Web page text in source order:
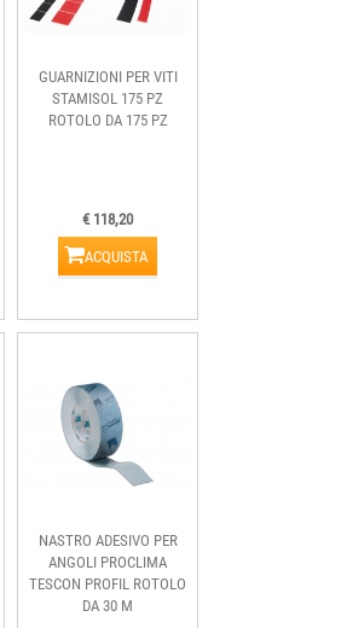
GUARNIZIONI PER VITI
STAMISOL 175 PZ
ROTOLO DA 175 PZ
€ 118,20
ACQUISTA
NASTRO ADESIVO PER
ANGOLI PROCLIMA
TESCON PROFIL ROTOLO
DA 30 M